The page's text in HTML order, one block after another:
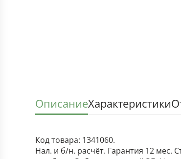
ОписаниеХарактеристики
Код товара: 1341060.
Нал. и б/н. расчёт. Гарантия 12 мес.